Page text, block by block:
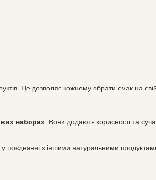
Це дозволяє кожному обрати смак на
наборах . Вони додають корисності та
з іншими натуральними